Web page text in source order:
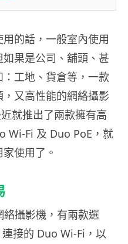
的話，一般室內使用
果是公司、舖頭、甚
工地、貨倉等，一款
又高性能的網絡攝影
就推出了兩款擁有高
Wi-Fi 及 Duo PoE，就
使用了。
攝影機，有兩款選
接的 Duo Wi-Fi，以